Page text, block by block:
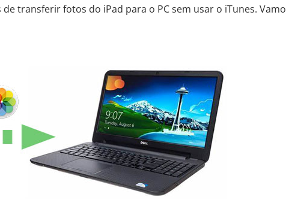
transferir fotos do iPad para o PC sem usar o iTunes.